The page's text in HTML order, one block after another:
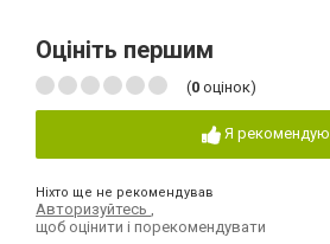
Оцініть першим
(0 оцінок)
Я рекомендую
Ніхто ще не рекомендував
Авторизуйтесь
щоб оцінити і порекомендувати